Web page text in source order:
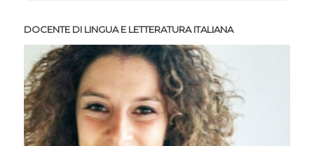
DOCENTE DI LINGUA E LETTERATURA ITALIANA